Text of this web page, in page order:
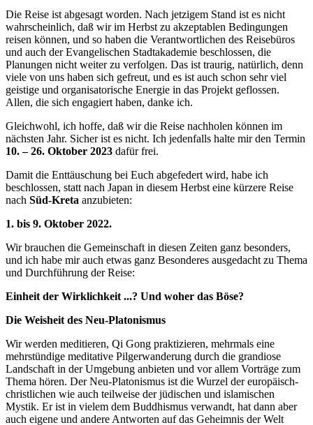
Die Reise ist abgesagt worden. Nach jetzigem Stand ist es nicht
wahrscheinlich, daß wir im Herbst zu akzeptablen Bedingungen
reisen können, und so haben die Verantwortlichen des Reisebüros
und auch der Evangelischen Stadtakademie beschlossen, die
Planungen nicht weiter zu verfolgen. Das ist traurig, natürlich, denn
viele von uns haben sich gefreut, und es ist auch schon sehr viel
geistige und organisatorische Energie in das Projekt geflossen.
Allen, die sich engagiert haben, danke ich.
Gleichwohl, ich hoffe, daß wir die Reise nachholen können im
nächsten Jahr. Sicher ist es nicht. Ich jedenfalls halte mir den Termin
10. – 26. Oktober 2023 dafür frei.
Damit die Enttäuschung bei Euch abgefedert wird, habe ich
beschlossen, statt nach Japan in diesem Herbst eine kürzere Reise
nach Süd-Kreta anzubieten:
1. bis 9. Oktober 2022.
Wir brauchen die Gemeinschaft in diesen Zeiten ganz besonders,
und ich habe mir auch etwas ganz Besonderes ausgedacht zu Thema
und Durchführung der Reise:
Einheit der Wirklichkeit ...? Und woher das Böse?
Die Weisheit des Neu-Platonismus
Wir werden meditieren, Qi Gong praktizieren, mehrmals eine
mehrstündige meditative Pilgerwanderung durch die grandiose
Landschaft in der Umgebung anbieten und vor allem Vorträge zum
Thema hören. Der Neu-Platonismus ist die Wurzel der europäisch-
christlichen wie auch teilweise der jüdischen und islamischen
Mystik. Er ist in vielem dem Buddhismus verwandt, hat dann aber
auch eigene und andere Antworten auf das Geheimnis der Welt